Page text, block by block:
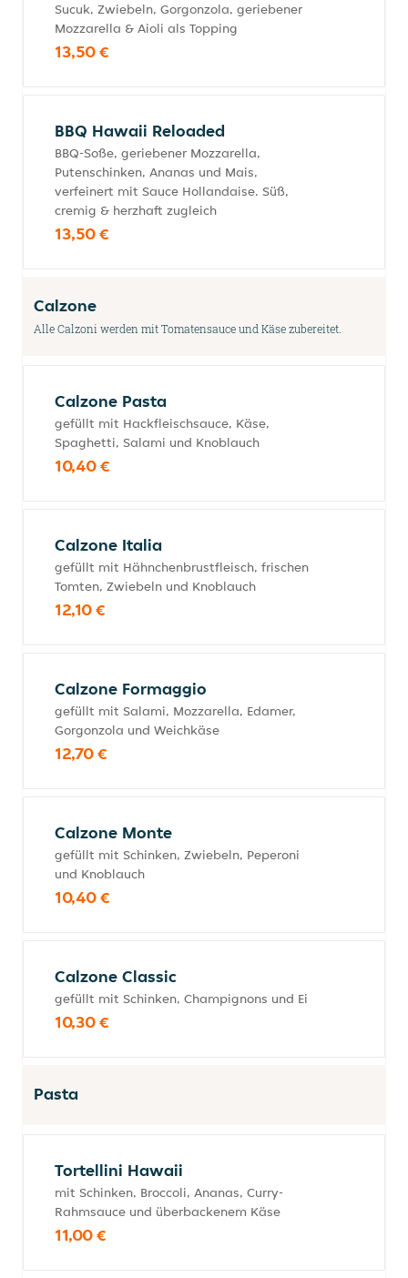
Sucuk, Zwiebeln, Gorgonzola, geriebener
Mozzarella & Aioli als Topping
13,50 €
BBQ Hawaii Reloaded
BBQ-Soße, geriebener Mozzarella,
Putenschinken, Ananas und Mais,
verfeinert mit Sauce Hollandaise. Süß,
cremig & herzhaft zugleich
13,50 €
Calzone
Alle Calzoni werden mit Tomatensauce und Käse zubereitet.
Calzone Pasta
gefüllt mit Hackfleischsauce, Käse,
Spaghetti, Salami und Knoblauch
10,40 €
Calzone Italia
gefüllt mit Hähnchenbrustfleisch, frischen
Tomten, Zwiebeln und Knoblauch
12,10 €
Calzone Formaggio
gefüllt mit Salami, Mozzarella, Edamer,
Gorgonzola und Weichkäse
12,70 €
Calzone Monte
gefüllt mit Schinken, Zwiebeln, Peperoni
und Knoblauch
10,40 €
Calzone Classic
gefüllt mit Schinken, Champignons und Ei
10,30 €
Pasta
Tortellini Hawaii
mit Schinken, Broccoli, Ananas, Curry-
Rahmsauce und überbackenem Käse
11,00 €